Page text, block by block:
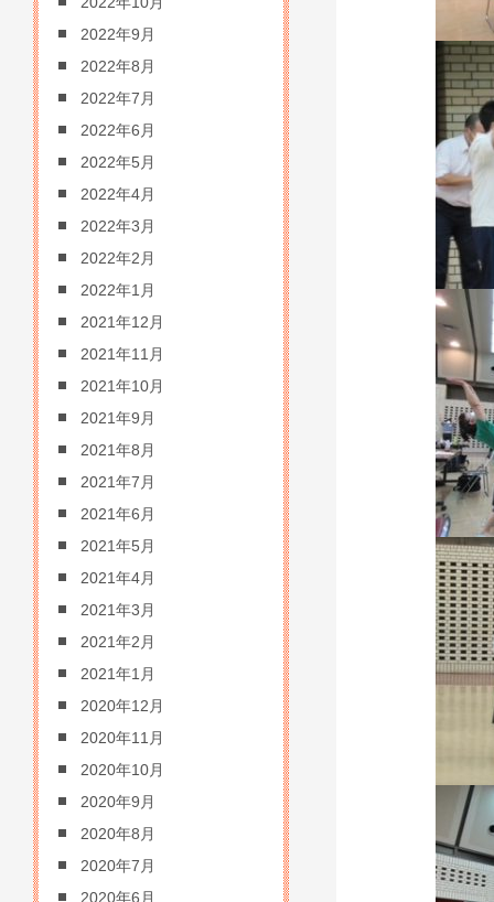
2022年9月
2022年8月
2022年7月
2022年6月
2022年5月
2022年4月
2022年3月
2022年2月
2022年1月
2021年12月
2021年11月
2021年10月
2021年9月
2021年8月
2021年7月
2021年6月
2021年5月
2021年4月
2021年3月
2021年2月
2021年1月
2020年12月
2020年11月
2020年10月
2020年9月
2020年8月
2020年7月
2020年6月